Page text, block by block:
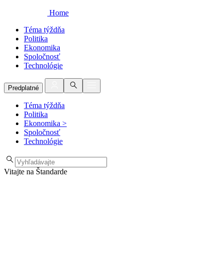
Home
Téma týždňa
Politika
Ekonomika
Spoločnosť
Technológie
Predplatné
Téma týždňa
Politika
Ekonomika >
Spoločnosť
Technológie
Vitajte na Štandarde